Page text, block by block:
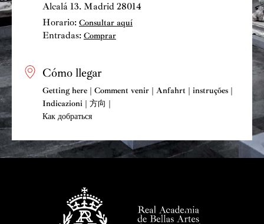
Alcalá 13. Madrid 28014
Horario: Consultar aquí
Entradas: Comprar
Cómo llegar
Getting here | Comment venir | Anfahrt | instruções |
Indicazioni | 方向 |
Как добраться